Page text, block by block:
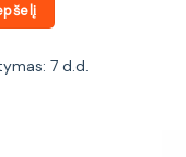
7 d.d.